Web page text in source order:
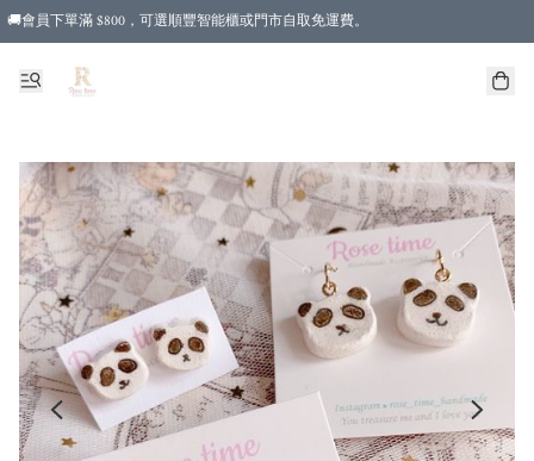
🚚會員下單滿 $800，可選順豐智能櫃或門市自取免運費。